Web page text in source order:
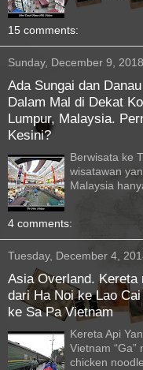
15 comments:
Sunday, December 9, 2018
Ada Sungai dan
Dalam Mal di Dekat
Lumpur, Malaysia.
Kesini?
Berwisata ke
wisatawan
Malaysia
4 comments:
Tuesday, December 4,
Asia Overland. Kereta
dari Ha Noi ke Lao
ke Sa Pa Vietnam
Kereta Api
Vietnam “Ga”
chicken